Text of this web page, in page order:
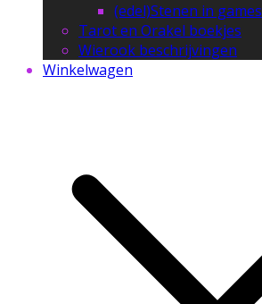
(edel)Stenen in games
Tarot en Orakel boekjes
Wierook beschrijvingen
Winkelwagen